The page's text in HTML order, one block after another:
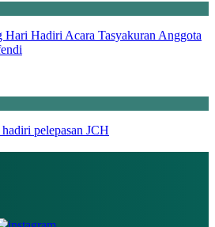
Hadiri Acara Tasyakuran Anggota
pelepasan JCH